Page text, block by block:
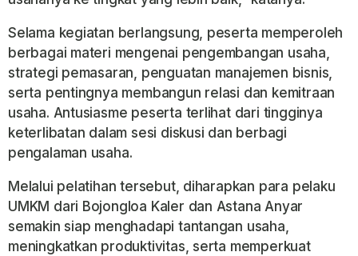
Selama kegiatan berlangsung, peserta memperoleh
berbagai materi mengenai pengembangan usaha,
strategi pemasaran, penguatan manajemen bisnis,
serta pentingnya membangun relasi dan kemitraan
usaha. Antusiasme peserta terlihat dari tingginya
keterlibatan dalam sesi diskusi dan berbagi
pengalaman usaha.
Melalui pelatihan tersebut, diharapkan para pelaku
UMKM dari Bojongloa Kaler dan Astana Anyar
semakin siap menghadapi tantangan usaha,
meningkatkan produktivitas, serta memperkuat